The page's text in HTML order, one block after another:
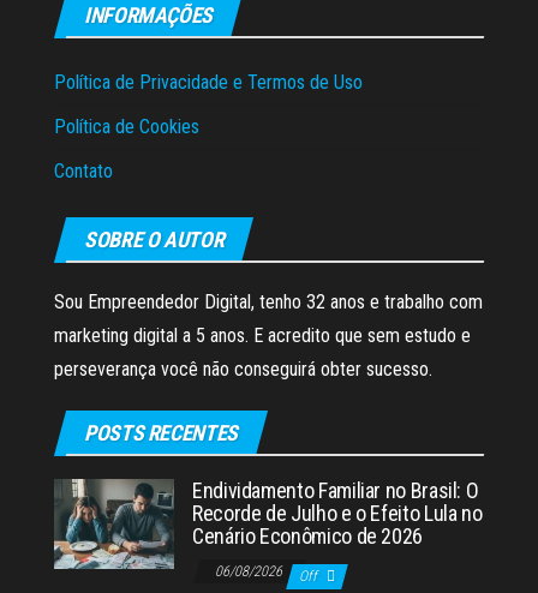
INFORMAÇÕES
Política de Privacidade e Termos de Uso
Política de Cookies
Contato
SOBRE O AUTOR
Sou Empreendedor Digital, tenho 32 anos e trabalho com
marketing digital a 5 anos. E acredito que sem estudo e
perseverança você não conseguirá obter sucesso.
POSTS RECENTES
Endividamento Familiar no Brasil: O
Recorde de Julho e o Efeito Lula no
Cenário Econômico de 2026
06/08/2026 Off